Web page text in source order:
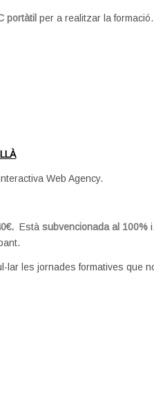
portàtil per a realitzar la formació.
Web Agency.
Estàsubvencionada al 100%
lar les jornades formatives que